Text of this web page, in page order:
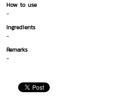
How to use
-
Ingredients
-
Remarks
-